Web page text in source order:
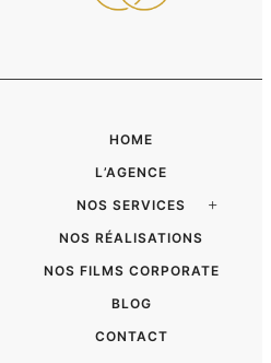
HOME
L’AGENCE
NOS SERVICES
NOS RÉALISATIONS
NOS FILMS CORPORATE
BLOG
CONTACT